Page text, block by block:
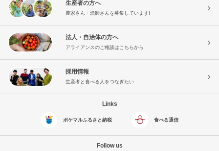
生産者の方へ
農家さん・漁師さんを募集しています!
法人・自治体の方へ
アライアンスのご相談はこちらから
採用情報
生産者と食べる人をつなぎたい
Links
ポケマルふるさと納税 食べる通信
Follow us